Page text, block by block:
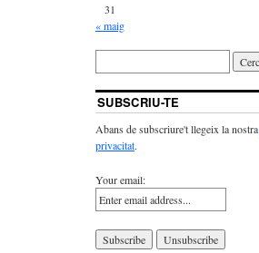
31
« maig
SUBSCRIU-TE
Abans de subscriure't llegeix la nostra
privacitat.
Your email: